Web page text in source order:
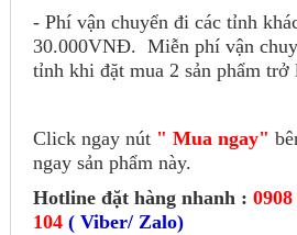
- Phí vận chuyển đi các tỉnh
30.000VNĐ. Miễn phí vận
tỉnh khi đặt mua 2 sản phẩm trở
Click ngay nút" Mua ngay"
ngay sản phẩm này.
Hotline đặt hàng nhanh :
104( Viber/ Zalo)